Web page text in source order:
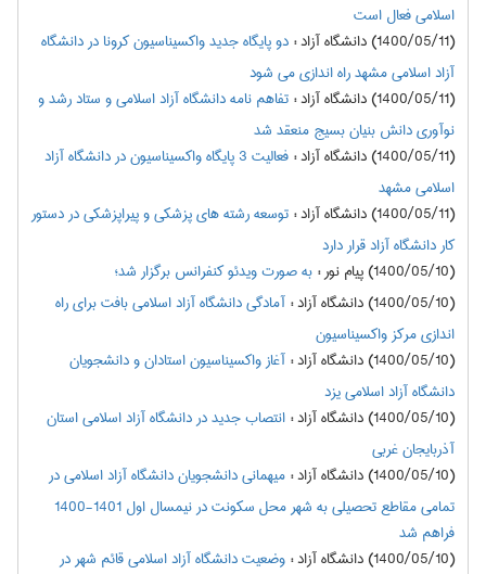
اسلامی فعال است
(1400/05/11) دانشگاه آزاد
:دو پایگاه جدید واکسیناسیون کرونا در دانشگاه
آزاد اسلامی مشهد راه اندازی می شود
(1400/05/11) دانشگاه آزاد
:تفاهم نامه دانشگاه آزاد اسلامی و ستاد رشد و
نوآوری دانش بنیان بسیج منعقد شد
(1400/05/11) دانشگاه آزاد
:
فعالیت 3 پایگاه واکسیناسیون در دانشگاه آزاد
اسلامی مشهد
(1400/05/11) دانشگاه آزاد
:توسعه رشته های پزشکی و پیراپزشکی در دستور
کار دانشگاه آزاد قرار دارد
(1400/05/10) پیام نور
:به صورت ویدئو کنفرانس برگزار شد؛
(1400/05/10) دانشگاه آزاد
:آمادگی دانشگاه آزاد اسلامی بافت برای راه
اندازی مرکز واکسیناسیون
(1400/05/10) دانشگاه آزاد
:آغاز واکسیناسیون استادان و دانشجویان
دانشگاه آزاد اسلامی یزد
(1400/05/10) دانشگاه آزاد
:انتصاب جدید در دانشگاه آزاد اسلامی استان
آذربایجان غربی
(1400/05/10) دانشگاه آزاد
:میهمانی دانشجویان دانشگاه آزاد اسلامی در
تمامی مقاطع تحصیلی به شهر محل سکونت در نیمسال اول 1401-1400
فراهم شد
(1400/05/10) دانشگاه آزاد
:وضعیت دانشگاه آزاد اسلامی قائم شهر در